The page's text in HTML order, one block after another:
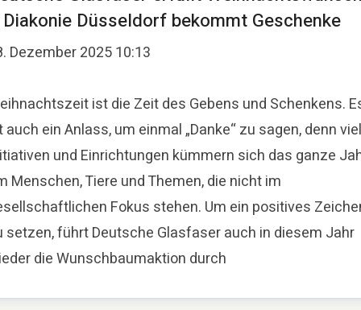
Düsseldorf bekommt Geschenke
Dezember 2025 10:13
ist die Zeit des Gebens und Schenkens.
auch ein Anlass, um einmal „Danke“ zu sagen, denn
und Einrichtungen kümmern sich das ganze
Menschen, Tiere und Themen, die nicht im
Fokus stehen. Um ein positives
setzen, führt Deutsche Glasfaser auch in diesem Jahr
die Wunschbaumaktion durch